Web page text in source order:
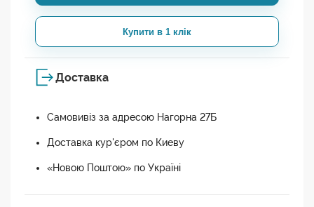
Купити в 1 клік
Доставка
Самовивіз за адресою Нагорна 27Б
Доставка кур'єром по Киеву
«Новою Поштою» по Україні